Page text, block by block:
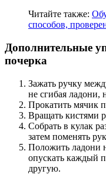
Читайте также:
способов,
Дополнительные
почерка
Зажать ручку
не сгибая ладони,
Прокатить мячик
Вращать кистями
Собрать в кулак
затем поменять
Положить ладони
опускать каждый
другую.